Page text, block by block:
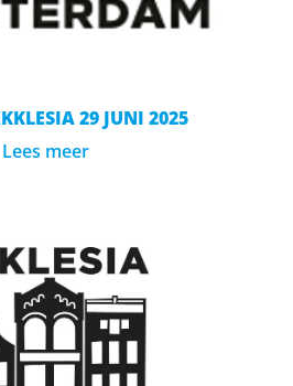
29 JUNI 2025
Lees meer